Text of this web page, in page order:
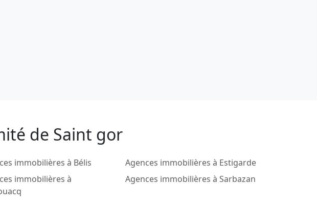
de Saint gor
immobilières à Bélis
Agences immobilières à Estigarde
immobilières à
Agences immobilières à Sarbazan